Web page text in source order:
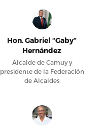
Hon. Gabriel “Gaby”
Hernández
Alcalde de Camuy y
presidente de la Federación
de Alcaldes